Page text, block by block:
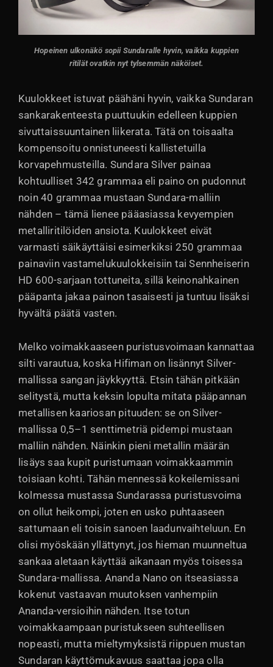
Hopeinen ulkonäkö sopii Sundaralle hyvin, vaikka kuppien
ritilät ovatkin nyt tylsemmän näköiset.
Kuulokkeet istuvat päähäni hyvin, vaikka Sundaran
sankarakenteesta puuttuukin edelleen kuppien
sivuttaissuuntainen liikerata. Tätä on toisaalta
kompensoitu onnistuneesti kallistetuilla
korvapehmusteilla. Sundara Silver painaa
kohtuulliset 342 grammaa eli paino on pudonnut
noin 40 grammaa mustaan Sundara-malliin
nähden – tämä lienee pääasiassa kevyempien
metalliritilöiden ansiota. Kuulokkeet eivät
varmasti säikäyttäisi esimerkiksi 250 grammaa
painaviin vastamelukuulokkeisiin tai Sennheiserin
HD 600-sarjaan tottuneita, sillä keinonahkainen
pääpanta jakaa painon tasaisesti ja tuntuu lisäksi
hyvältä päätä vasten.
Melko voimakkaaseen puristusvoimaan kannattaa
silti varautua, koska Hifiman on lisännyt Silver-
mallissa sangan jäykkyyttä. Etsin tähän pitkään
selitystä, mutta keksin lopulta mitata pääpannan
metallisen kaariosan pituuden: se on Silver-
mallissa 0,5–1 senttimetriä pidempi mustaan
malliin nähden. Näinkin pieni metallin määrän
lisäys saa kupit puristumaan voimakkaammin
toisiaan kohti. Tähän mennessä kokeilemissani
kolmessa mustassa Sundarassa puristusvoima
on ollut heikompi, joten en usko puhtaaseen
sattumaan eli toisin sanoen laadunvaihteluun. En
olisi myöskään yllättynyt, jos hieman muunneltua
sankaa aletaan käyttää aikanaan myös toisessa
Sundara-mallissa. Ananda Nano on itseasiassa
kokenut vastaavan muutoksen vanhempiin
Ananda-versioihin nähden. Itse totun
voimakkaampaan puristukseen suhteellisen
nopeasti, mutta mieltymyksistä riippuen mustan
Sundaran käyttömukavuus saattaa jopa olla